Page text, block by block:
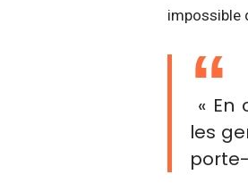
impossible
«
les